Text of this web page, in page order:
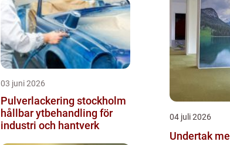
03 juni 2026
Pulverlackering stockholm
hållbar ytbehandling för
industri och hantverk
04 juli 2026
Undertak mer än bara en